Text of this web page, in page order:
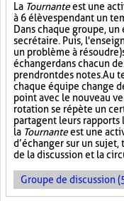
La Tournanteest une
à 6 élèves pendant un
Dans chaque groupe,
secrétaire. Puis,
un problème à
échanger dans chacun
prendront des notes. Au
chaque équipe change
point avec le nouveau
rotation se répète un
partagent leurs rapports
la Tournanteest une
d’échanger sur un
de la discussion et la
Groupe de discussion